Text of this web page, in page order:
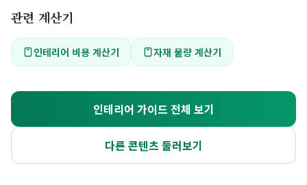
관련 계산기
인테리어 비용 계산기 자재 물량 계산기
인테리어 가이드 전체 보기
다른 콘텐츠 둘러보기